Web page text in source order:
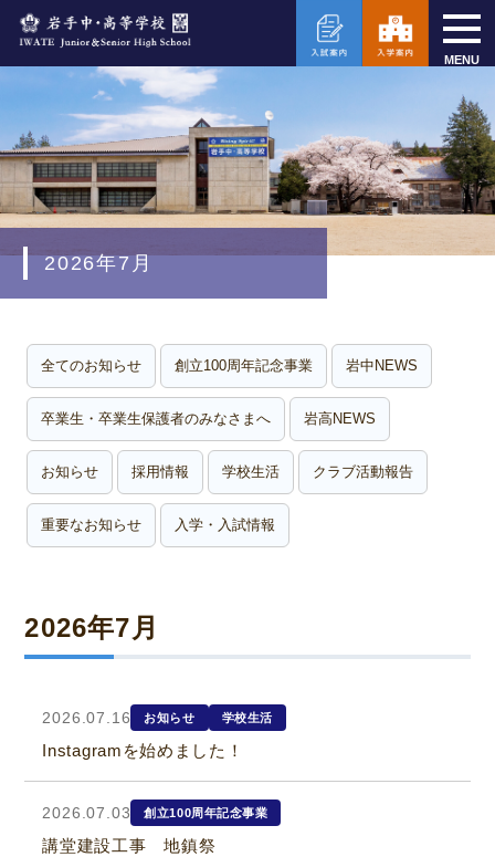
MENU
2026年7月
全てのお知らせ 創立100周年記念事業 岩中NEWS
卒業生・卒業生保護者のみなさまへ 岩高NEWS
お知らせ 採用情報 学校生活 クラブ活動報告
重要なお知らせ 入学・入試情報
2026年7月
2026.07.16 お知らせ 学校生活
Instagramを始めました！
2026.07.03 創立100周年記念事業
講堂建設工事 地鎮祭